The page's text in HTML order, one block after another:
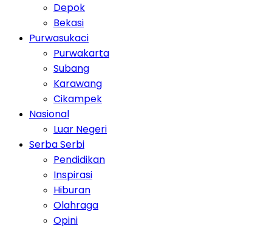
Depok
Bekasi
Purwasukaci
Purwakarta
Subang
Karawang
Cikampek
Nasional
Luar Negeri
Serba Serbi
Pendidikan
Inspirasi
Hiburan
Olahraga
Opini